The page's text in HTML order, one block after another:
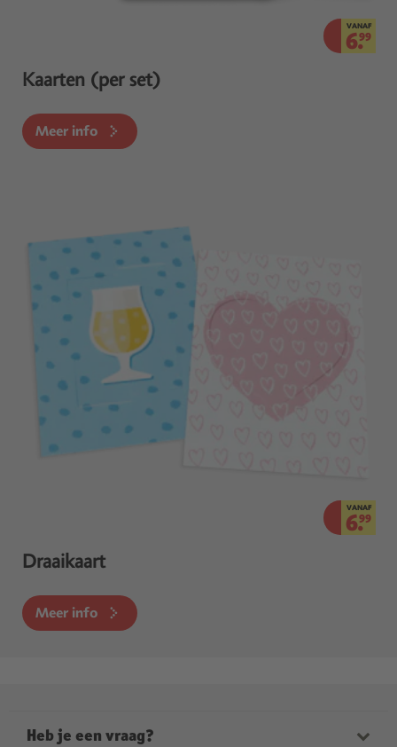
VANAF
6.99
Kaarten (per set)
Meer info
VANAF
6.99
Draaikaart
Meer info
Heb je een vraag?